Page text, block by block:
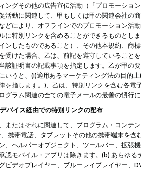
ングその他の広告宣伝活動（「プロモーショ
活動に関連して、甲もしくは甲の関連会社の
どにより、オフラインでのプロモーション活
に特別リンクを含めることができるものとし
ンしたものであること）、その他本規約、商
受けた場合、乙は、前記を遵守していること
該証明書の記載事項を指定します。乙が甲の
いうと、(i)適用あるマーケティング法の目的
を指します。)、乙は、特別リンクを含む各
グラム関連の全ての電子メールの最善の慣行
バイス経由での特別リンクの配布
またはそれに関連して、プログラム・コンテ
、携帯電話、タブレットその他の携帯端末を
、ヘルパーオブジェクト、ツールバー、拡張
認モバイル・アプリは除きます。(b) あらゆ
ビデオプレイヤー、ブルーレイプレイヤー、